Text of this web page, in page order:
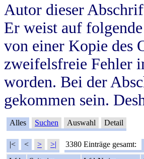
Autor dieser
Er weist auf
von einer Kopie des
zweifelsfreie Fehler
worden. Bei der
gekommen sein.
Alles Suchen Auswahl Detail
|< < > >| 3380 Einträge gesamt: